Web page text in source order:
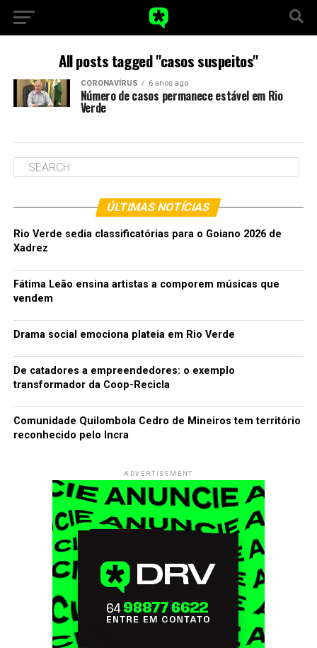
All posts tagged "casos suspeitos"
CORONAVÍRUS 6 anos ago
Número de casos permanece estável em Rio
Verde
ÚLTIMAS NOTÍCIAS
Rio Verde sedia classificatórias para o Goiano 2026 de
Xadrez
Fátima Leão ensina artistas a comporem músicas que
vendem
Drama social emociona plateia em Rio Verde
De catadores a empreendedores: o exemplo
transformador da Coop-Recicla
Comunidade Quilombola Cedro de Mineiros tem território
reconhecido pelo Incra
ADVERTISEMENT